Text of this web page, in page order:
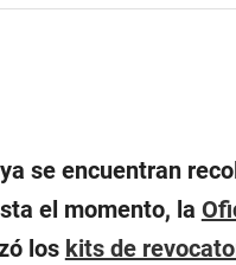
se encuentran
el momento, la
los kits de